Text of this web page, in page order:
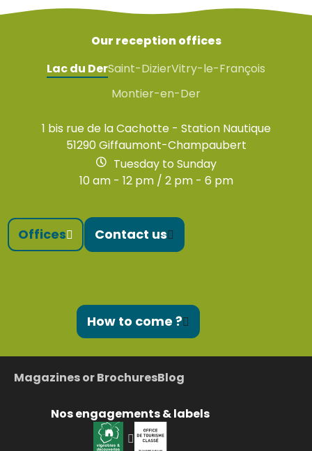
Our reception offices
Lac du DerSaint-DizierVitry-le-François
Montier-en-Der
1 bis rue de la Cachotte - Station Nautique
51290 Giffaumont-Champaubert
Tuesday to Sunday
10 am - 12 pm / 2 pm - 6 pm
Offices Contact us
How to come ?
Magazines or BrochuresBlog
Nos engagements & labels